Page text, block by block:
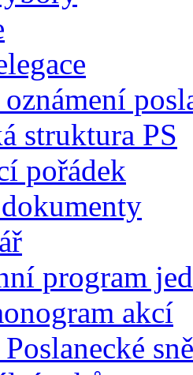
struktura PS
pořádek
program
akcí
Poslanecké